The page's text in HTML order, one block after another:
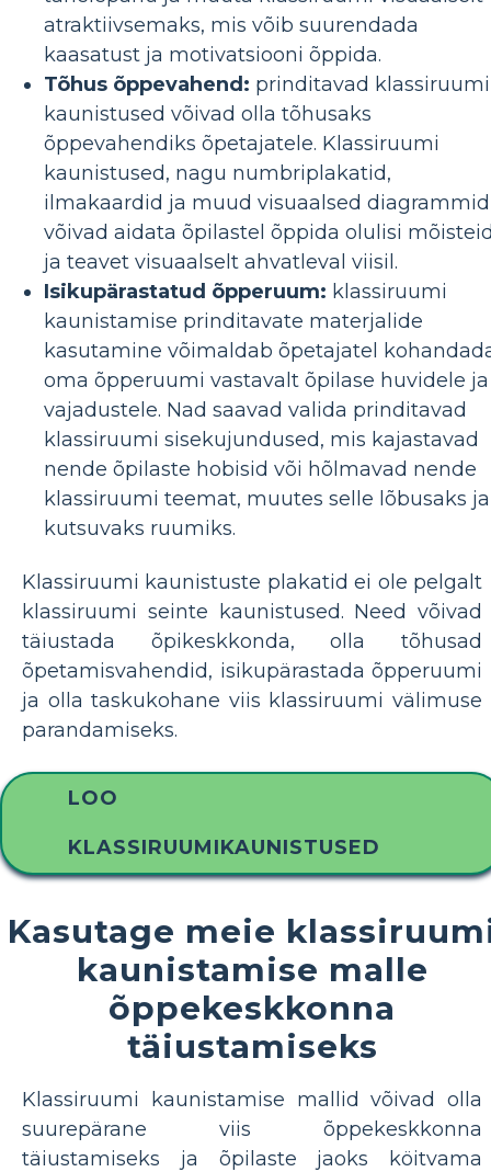
atraktiivsemaks, mis võib suurendada
kaasatust ja motivatsiooni õppida.
Tõhus õppevahend: prinditavad klassiruumi
kaunistused võivad olla tõhusaks
õppevahendiks õpetajatele. Klassiruumi
kaunistused, nagu numbriplakatid,
ilmakaardid ja muud visuaalsed
võivad aidata õpilastel õppida olulisi
ja teavet visuaalselt ahvatleval viisil.
Isikupärastatud õpperuum: klassiruumi
kaunistamise prinditavate materjalide
kasutamine võimaldab õpetajatel
oma õpperuumi vastavalt õpilase huvidele ja
vajadustele. Nad saavad valida prinditavad
klassiruumi sisekujundused, mis kajastavad
nende õpilaste hobisid või hõlmavad nende
klassiruumi teemat, muutes selle lõbusaks ja
kutsuvaks ruumiks.
Klassiruumi kaunistuste plakatid ei ole pelgalt
klassiruumi seinte kaunistused. Need võivad
täiustada õpikeskkonda, olla tõhusad
õpetamisvahendid, isikupärastada õpperuumi
ja olla taskukohane viis klassiruumi välimuse
parandamiseks.
LOO
KLASSIRUUMIKAUNISTUSED
Kasutage meie
kaunistamise malle
õppekeskkonna
täiustamiseks
Klassiruumi kaunistamise mallid võivad olla
suurepärane viis õppekeskkonna
täiustamiseks ja õpilaste jaoks köitvama